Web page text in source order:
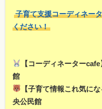
子育て支援コーディネー
ください！
【コーディネーター
館
【子育て情報これ気
央公民館